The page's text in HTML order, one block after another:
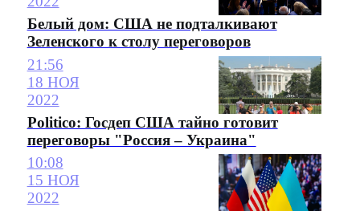
Белый дом: США не подталкивают
Зеленского к столу переговоров
21:56
18 НОЯ
2022
Politico: Госдеп США тайно готовит
переговоры "Россия – Украина"
10:08
15 НОЯ
2022